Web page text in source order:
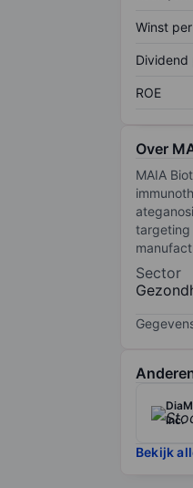
Winst
Dividend
ROE
Over
MAIA
targeting
Sector
Inc.
Bekijk